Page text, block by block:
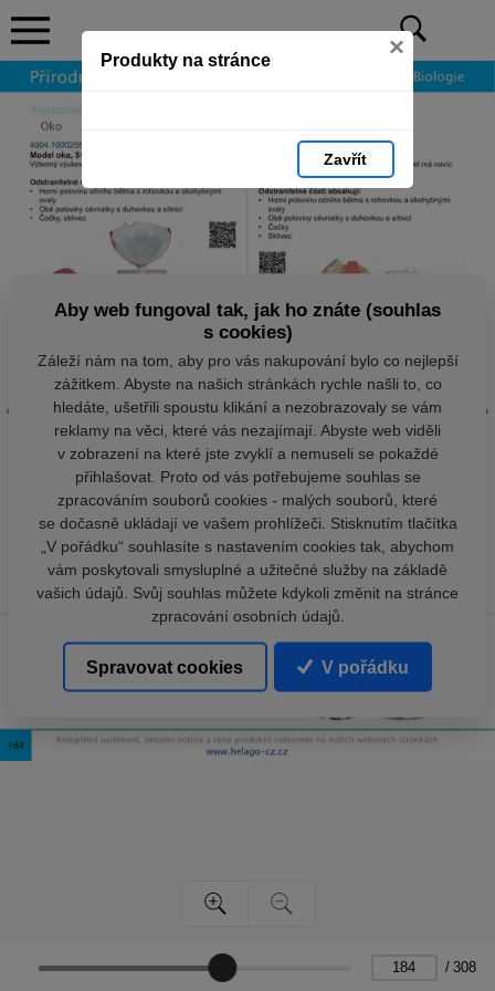
Produkty na stránce ×
Zavřít
/ 308
Aby web fungoval tak, jak ho znáte (souhlas
s cookies)
Záleží nám na tom, aby pro vás nakupování bylo co nejlepší
zážitkem. Abyste na našich stránkách rychle našli to, co
hledáte, ušetřili spoustu klikání a nezobrazovaly se vám
reklamy na věci, které vás nezajímají. Abyste web viděli
v zobrazení na které jste zvyklí a nemuseli se pokaždé
přihlašovat. Proto od vás potřebujeme souhlas se
zpracováním souborů cookies - malých souborů, které
se dočasně ukládají ve vašem prohlížeči. Stisknutím tlačítka
„V pořádku“ souhlasíte s nastavením cookies tak, abychom
vám poskytovali smysluplné a užitečné služby na základě
vašich údajů. Svůj souhlas můžete kdykoli změnit na stránce
zpracování osobních údajů.
Spravovat cookies V pořádku